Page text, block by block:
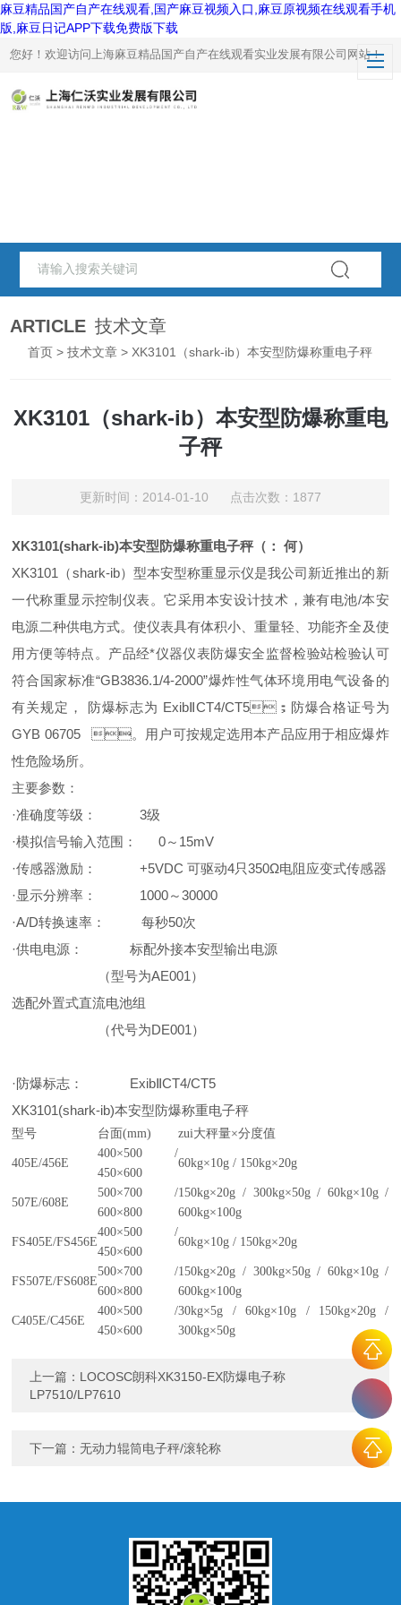
麻豆精品国产自产在线观看,国产麻豆视频入口,麻豆原视频在线观看手机
版,麻豆日记APP下载免费版下载
您好！欢迎访问上海麻豆精品国产自产在线观看实业发展有限公司网站！
ARTICLE 技术文章
首页 >技术文章 > XK3101（shark-ib）本安型防爆称重电子秤
XK3101（shark-ib）本安型防爆称重电
子秤
更新时间：2014-01-10 点击次数：1877
XK3101(shark-ib)本安型防爆称重电子秤（： 何）
XK3101（shark-ib）型本安型称重显示仪是我公司新近推出的新
一代称重显示控制仪表。它采用本安设计技术，兼有电池/本安
电源二种供电方式。使仪表具有体积小、重量轻、功能齐全及使
用方便等特点。产品经*仪器仪表防爆安全监督检验站检验认可
符合国家标准“GB3836.1/4-2000”爆炸性气体环境用电气设备的
有关规定， 防爆标志为 ExibⅡCT4/CT5；防爆合格证号为
GYB 06705 。用户可按规定选用本产品应用于相应爆炸
性危险场所。
主要参数：
·准确度等级： 3级
·模拟信号输入范围： 0～15mV
·传感器激励： +5VDC 可驱动4只350Ω电阻应变式传感器
·显示分辨率： 1000～30000
·A/D转换速率： 每秒50次
·供电电源： 标配外接本安型输出电源
（型号为AE001）
选配外置式直流电池组
（代号为DE001）
·防爆标志： ExibⅡCT4/CT5
XK3101(shark-ib)本安型防爆称重电子秤
型号 台面(mm) zui大秤量×分度值
405E/456E
400×500 /
450×600
60kg×10g / 150kg×20g
507E/608E
500×700 /
600×800
150kg×20g / 300kg×50g / 60kg×10g /
600kg×100g
FS405E/FS456E
400×500 /
450×600
60kg×10g / 150kg×20g
FS507E/FS608E
500×700 /
600×800
150kg×20g / 300kg×50g / 60kg×10g /
600kg×100g
C405E/C456E
400×500 /
450×600
30kg×5g / 60kg×10g / 150kg×20g /
300kg×50g
上一篇： LOCOSC朗科XK3150-EX防爆电子称
LP7510/LP7610
下一篇：无动力辊筒电子秤/滚轮称